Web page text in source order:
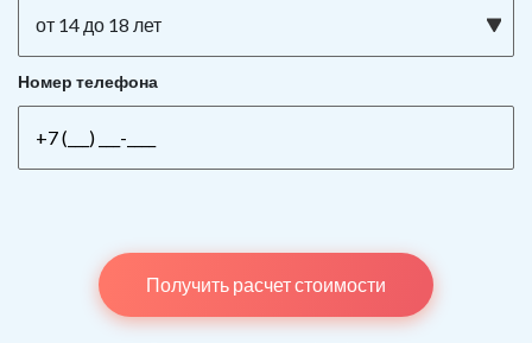
от 14 до 18 лет
Номер телефона
Получить расчет стоимости